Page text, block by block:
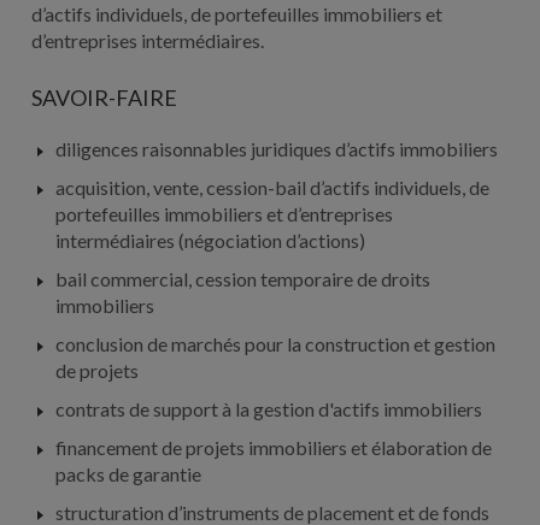
d’actifs individuels, de portefeuilles immobiliers et
d’entreprises intermédiaires.
SAVOIR-FAIRE
diligences raisonnables juridiques d’actifs immobiliers
acquisition, vente, cession-bail d’actifs individuels, de
portefeuilles immobiliers et d’entreprises
intermédiaires (négociation d’actions)
bail commercial, cession temporaire de droits
immobiliers
conclusion de marchés pour la construction et gestion
de projets
contrats de support à la gestion d'actifs immobiliers
financement de projets immobiliers et élaboration de
packs de garantie
structuration d’instruments de placement et de fonds